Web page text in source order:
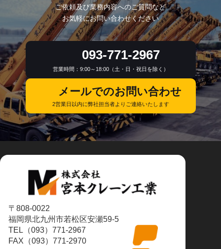
ご依頼及び業務内容へのご質問など
お気軽にお問い合わせください
093-771-2967
営業時間：9:00～18:00（土・日・祝日を除く）
メールでのお問い合わせ
2営業日以内に弊社担当者より ご連絡いたします
〒808-0022
福岡県北九州市若松区安瀬59-5
TEL（093）771-2967
FAX（093）771-2970